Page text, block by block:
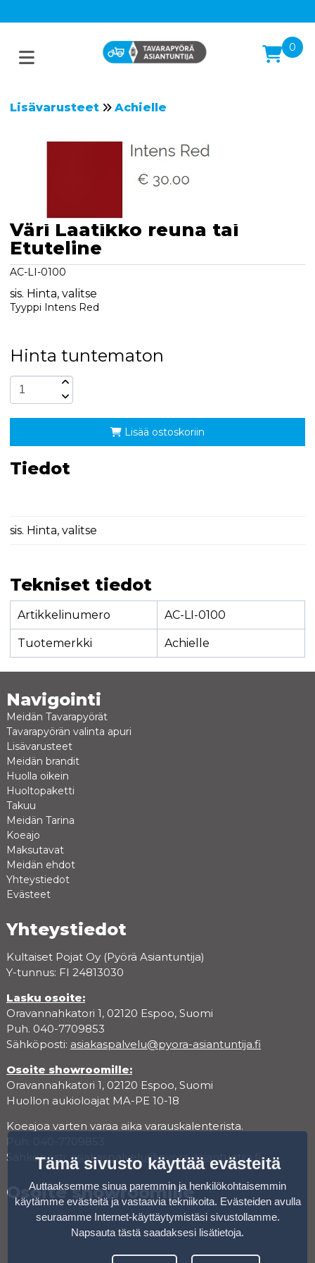
0
Lisävarusteet Achielle
Väri Laatikko reuna tai
Etuteline
AC-LI-0100
sis. Hinta, valitse
Tyyppi Intens Red
Hinta tuntematon
Lisää ostoskoriin
Tiedot
sis. Hinta, valitse
Tekniset tiedot
Artikkelinumero AC-LI-0100
Tuotemerkki Achielle
Navigointi
Meidän Tavarapyörät
Tavarapyörän valinta apuri
Lisävarusteet
Meidän brandit
Huolla oikein
Huoltopaketti
Takuu
Meidän Tarina
Koeajo
Maksutavat
Meidän ehdot
Yhteystiedot
Evästeet
Yhteystiedot
Kultaiset Pojat Oy (Pyörä Asiantuntija)
Y-tunnus: FI 24813030
Lasku osoite:
Oravannahkatori 1, 02120 Espoo, Suomi
Puh. 040-7709853
Sähköposti: asiakaspalvelu@pyora-asiantuntija.fi
Osoite showroomille:
Oravannahkatori 1, 02120 Espoo, Suomi
Huollon aukioloajat MA-PE 10-18
Koeajoa varten varaa aika varauskalenterista.
Sähköposti: asiakaspalvelu@pyora-asiantuntija.fi
Osoite showroomille
Tämä sivusto käyttää evästeitä
Auttaaksemme sinua paremmin ja henkilökohtaisemmin
käytämme evästeitä ja vastaavia tekniikoita. Evästeiden avulla
seuraamme Internet-käyttäytymistäsi sivustollamme.
Napsauta tästä saadaksesi lisätietoja.